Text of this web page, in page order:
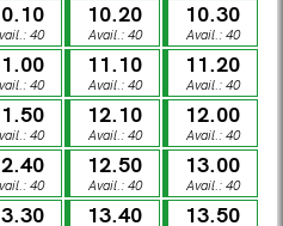
out
visitors
visitors
T F S
FRI
31 01
SUN
02
40
10.20
Avail.: 40
10.30
Avail.: 40
40
11.10
Avail.: 40
11.20
Avail.: 40
40
12.10
Avail.: 40
12.00
Avail.: 40
40
12.50
Avail.: 40
13.00
Avail.: 40
13.40 13.50